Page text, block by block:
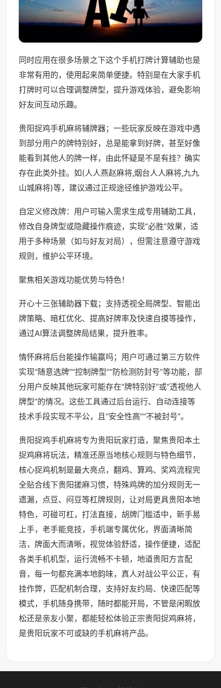
同时应用在很多场景之下这个手机打牌计算辅助也是
非常有用的，使用起来简单便捷。特别是在大家手机
打牌时可以合理调整牌型，提升游戏体验，避免影响
好友间互动乐趣。
贵阳捉鸡手机麻将辅牌器；一些玩家反映在游戏中遇
到部分用户的牌特别好，总是能拿到好牌，甚至好像
能看到其他人的牌一样，由此怀疑是不是有挂？确实
存在此类外挂。如(人人燕赵麻将,烟台人人麻将,九九
山城麻将)等，建议通过正规途径维护游戏公平。
自定义修改牌：用户可输入需求生成专用辅助工具，
修改自身牌型或隐藏操作痕迹，实现“必胜”效果，适
用于多种场景（如与好友对局），但需注意遵守游戏
规则，维护公平环境。
聚焦相关游戏功能优势与特色！
开心十三张辅助器下载；支持透视全局牌型、智能出
牌策略、暗杠优化、提高好牌率及快速自摸等操作，
通过AI算法调整牌局结果，提升胜率。
情怀麻将后台能操作输赢吗；用户可通过第三方软件
实现“随意选牌”“控制牌型”“防检测防封号”等功能，部
分用户反映其他玩家可能存在“牌特别好”或“透视他人
牌型”的情况。这些工具通过后台运行、自动连接等
技术手段实现不平公，且“安全性高”“不被封号”。
贵阳捉鸡手机麻将专为贵阳玩家打造，聚焦贵阳本土
捉鸡麻将玩法，精准还原当地核心规则与特色细节，
核心捉鸡机制是最大亮点，翻鸡、算鸡、奖鸡流程完
全贴合线下贵阳搓麻习惯，特殊鸡牌的加分规则无一
遗漏，点豆、闷豆等杠牌规则，让对局更具贵阳本地
特色，可碰可杠，打法直接，胡牌门槛适中，新手易
上手，老手能竞技，手机端专属优化，界面清晰简
洁，牌面大而清晰，视觉体验舒适，操作便捷，适配
各类手机机型，运行流畅不卡顿，地道贵阳方言配
音，每一句都充满本地韵味，真人对战公平公正，有
挂作弊，匹配机制合理，支持好友约局、快速匹配等
模式，手机随身携带，随时都能开局，不管是闲暇放
松还是亲友小聚，都能轻松体验正宗贵阳捉鸡麻将，
是贵阳玩家不可或缺的手机麻将产品。